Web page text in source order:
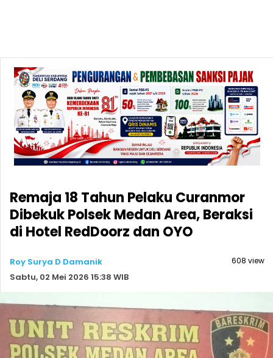
Remaja 18 Tahun Pelaku Curanmor
Dibekuk Polsek Medan Area, Beraksi
di Hotel RedDoorz dan OYO
Roy Surya D Damanik
Sabtu, 02 Mei 2026 15:38 WIB
608 view